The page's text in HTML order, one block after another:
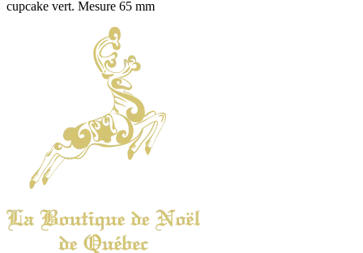
cupcake vert. Mesure 65 mm